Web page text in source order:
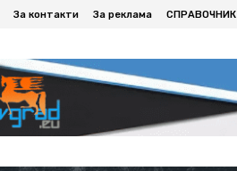
За контакти За реклама СПРАВОЧНИК